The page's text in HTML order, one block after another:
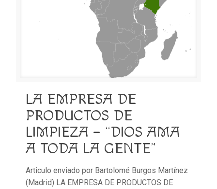
LA EMPRESA DE
PRODUCTOS DE
LIMPIEZA – “DIOS AMA
A TODA LA GENTE”
Articulo enviado por Bartolomé Burgos Martínez
(Madrid) LA EMPRESA DE PRODUCTOS DE